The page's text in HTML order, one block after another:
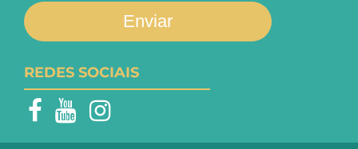
Enviar
REDES SOCIAIS